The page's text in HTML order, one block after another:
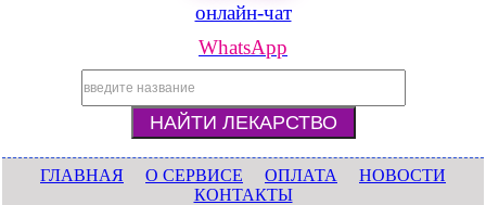
онлайн-чат
WhatsApp
ГЛАВНАЯ О СЕРВИСЕ ОПЛАТА
НОВОСТИ
КОНТАКТЫ